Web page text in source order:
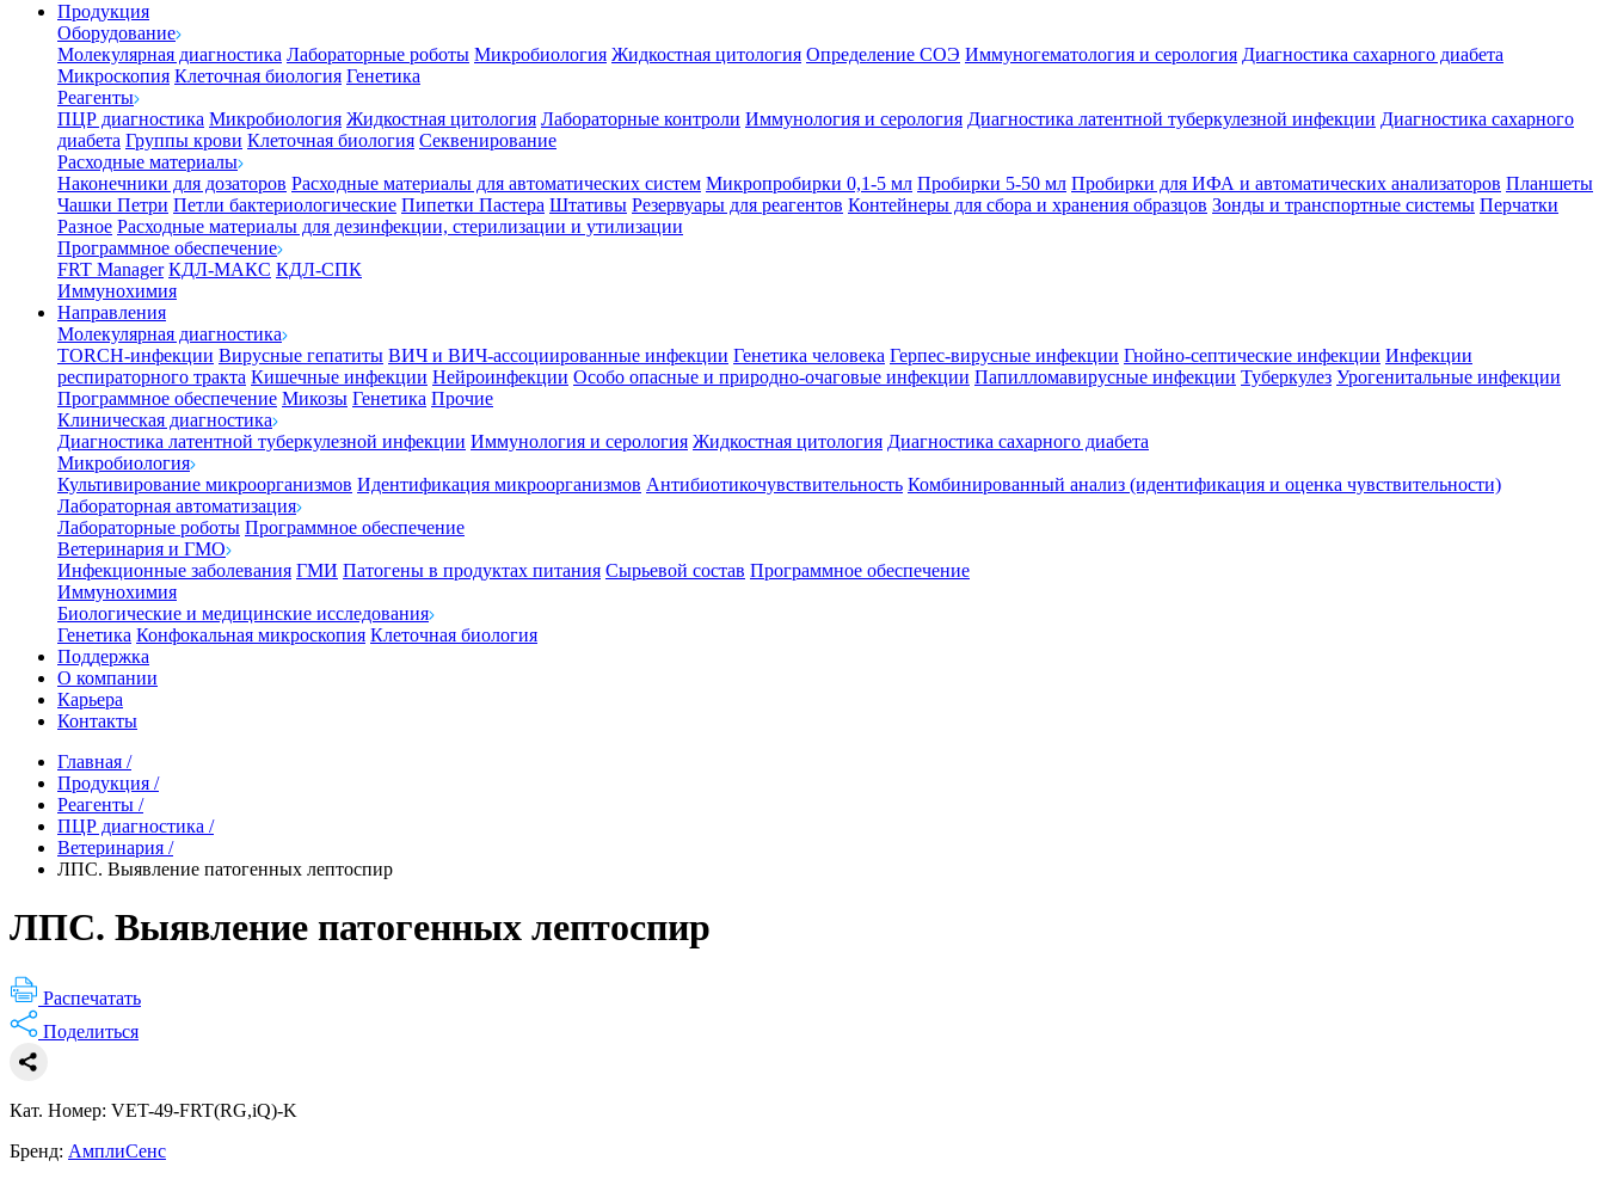
Продукция
Оборудование
Молекулярная диагностика Лабораторные роботы Микробиология Жидкостная цитология Определение СОЭ Иммуногематология и серология Диагностика сахарного диабета
Микроскопия Клеточная биология Генетика
Реагенты
ПЦР диагностика Микробиология Жидкостная цитология Лабораторные контроли Иммунология и серология Диагностика латентной туберкулезной инфекции Диагностика сахарного
диабета Группы крови Клеточная биология Секвенирование
Расходные материалы
Наконечники для дозаторов Расходные материалы для автоматических систем Микропробирки 0,1-5 мл Пробирки 5-50 мл Пробирки для ИФА и автоматических анализаторов Планшеты
Чашки Петри Петли бактериологические Пипетки Пастера Штативы Резервуары для реагентов Контейнеры для сбора и хранения образцов Зонды и транспортные системы Перчатки
Разное Расходные материалы для дезинфекции, стерилизации и утилизации
Программное обеспечение
FRT Manager КДЛ-МАКС КДЛ-СПК
Иммунохимия
Направления
Молекулярная диагностика
TORCH-инфекции Вирусные гепатиты ВИЧ и ВИЧ-ассоциированные инфекции Генетика человека Герпес-вирусные инфекции Гнойно-септические инфекции Инфекции
респираторного тракта Кишечные инфекции Нейроинфекции Особо опасные и природно-очаговые инфекции Папилломавирусные инфекции Туберкулез Урогенитальные инфекции
Программное обеспечение Микозы Генетика Прочие
Клиническая диагностика
Диагностика латентной туберкулезной инфекции Иммунология и серология Жидкостная цитология Диагностика сахарного диабета
Микробиология
Культивирование микроорганизмов Идентификация микроорганизмов Антибиотикочувствительность Комбинированный анализ (идентификация и оценка чувствительности)
Лабораторная автоматизация
Лабораторные роботы Программное обеспечение
Ветеринария и ГМО
Инфекционные заболевания ГМИ Патогены в продуктах питания Сырьевой состав Программное обеспечение
Иммунохимия
Биологические и медицинские исследования
Генетика Конфокальная микроскопия Клеточная биология
Поддержка
О компании
Карьера
Контакты
Главная /
Продукция /
Реагенты /
ПЦР диагностика /
Ветеринария /
ЛПС. Выявление патогенных лептоспир
ЛПС. Выявление патогенных лептоспир
Распечатать
Поделиться
Кат. Номер: VET-49-FRT(RG,iQ)-K
Бренд: АмплиСенс